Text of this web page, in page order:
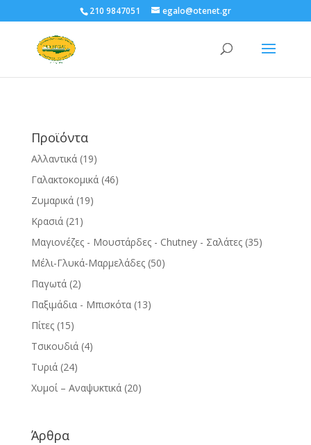
210 9847051 egalo@otenet.gr
Προϊόντα
Αλλαντικά (19)
Γαλακτοκομικά (46)
Ζυμαρικά (19)
Κρασιά (21)
Μαγιονέζες - Μουστάρδες - Chutney - Σαλάτες (35)
Μέλι-Γλυκά-Μαρμελάδες (50)
Παγωτά (2)
Παξιμάδια - Μπισκότα (13)
Πίτες (15)
Τσικουδιά (4)
Τυριά (24)
Χυμοί – Αναψυκτικά (20)
Άρθρα